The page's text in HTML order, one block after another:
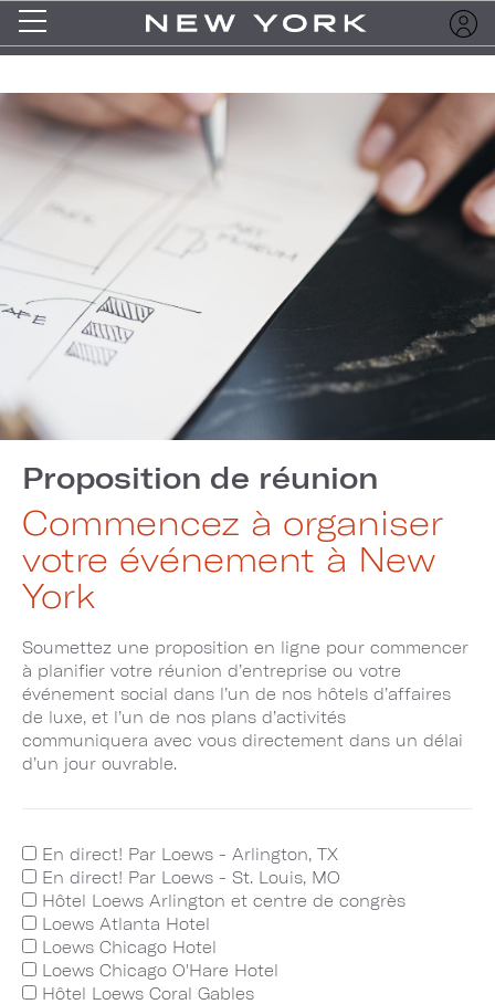
Proposition de réunion
Commencez à organiser
votre événement à New
York
Soumettez une proposition en ligne pour commencer
à planifier votre réunion d’entreprise ou votre
événement social dans l’un de nos hôtels d’affaires
de luxe, et l’un de nos plans d’activités
communiquera avec vous directement dans un délai
d’un jour ouvrable.
En direct! Par Loews - Arlington, TX
En direct! Par Loews - St. Louis, MO
Hôtel Loews Arlington et centre de congrès
Loews Atlanta Hotel
Loews Chicago Hotel
Loews Chicago O'Hare Hotel
Hôtel Loews Coral Gables